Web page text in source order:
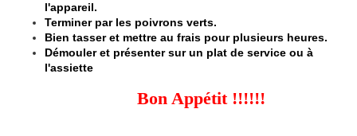
l'appareil.
Terminer par les poivrons verts.
Bien tasser et mettre au frais pour plusieurs heures.
Démouler et présenter sur un plat de service ou à
l'assiette
Bon Appétit !!!!!!